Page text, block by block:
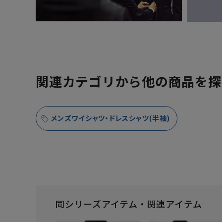
関連カテゴリから他の商品を
メンズワイシャツ・ドレスシャツ(半袖)
同シリーズアイテム・関連アイテム